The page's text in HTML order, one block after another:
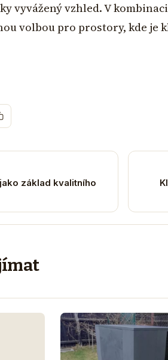
vyvážený vzhled. V
volbou pro prostory, kde je
základ kvalitního